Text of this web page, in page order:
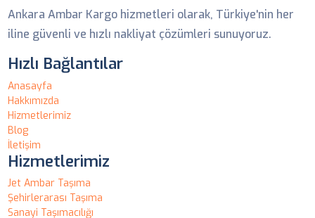
Ankara Ambar Kargo hizmetleri olarak, Türkiye'nin her
iline güvenli ve hızlı nakliyat çözümleri sunuyoruz.
Hızlı Bağlantılar
Anasayfa
Hakkımızda
Hizmetlerimiz
Blog
İletişim
Hizmetlerimiz
Jet Ambar Taşıma
Şehirlerarası Taşıma
Sanayi Taşımacılığı